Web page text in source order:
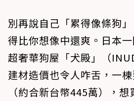
別再說自己「累得像條狗
得比你想像中還爽。日本
超奢華狗屋「犬殿」（
建材造價也令人咋舌，一
（約合新台幣445萬），